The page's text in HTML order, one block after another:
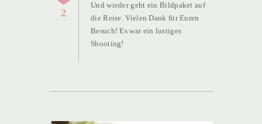
2
Und wieder geht ein Bildpaket auf
die Reise. Vielen Dank für Euren
Besuch! Es war ein lustiges
Shooting!